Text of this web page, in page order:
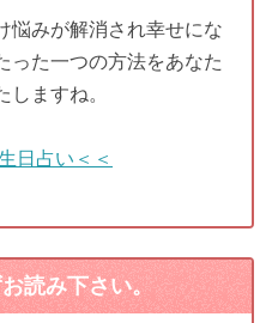
悩みが解消され幸せにな
った一つの方法をあなた
ますね。
日占い＜＜
読み下さい。